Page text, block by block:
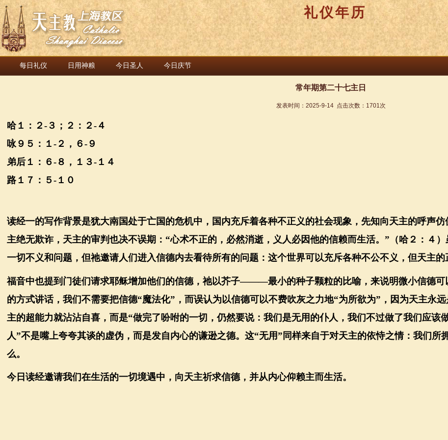
礼仪年历
每日礼仪 日用神粮 今日圣人 今日庆节
常年期第二十七主日
发表时间： 2025-9-14点击次数： 1701次
哈１：２-３；２：２-４
咏９５：１-２，６-９
弟后１：６-８，１３- １４
路１７：５- １０
读经一的写作背景是犹大南国处于亡国的危机中，国内充斥着各种不正义的社会现象，先知向天主的呼声
主绝无欺诈，天主的审判也决不误期： “心术不正的，必然消逝，义人必因他的信赖而生活。”（哈２：４
一切不义和问题，但祂邀请人们进入信德内去看待所有的问题：这个世界可以充斥各种不公不义，但天主的
福音中也提到门徒们请求耶稣增加他们的信德，祂以芥子———最小的种子颗粒的比喻，来说明微小信德可
的方式讲话，我们不需要把信德“魔法化”，而误认为以信德可以不费吹灰之力地“为所欲为”，因为天主永
主的超能力就沾沾自喜，而是“做完了吩咐的一切，仍然要说：我们是无用的仆人，我们不过做了我们应该
人”不是嘴上夸夸其谈的虚伪，而是发自内心的谦逊之德。这“无用”同样来自于对天主的依恃之情：我们
么。
今日读经邀请我们在生活的一切境遇中，向天主祈求信德，并从内心仰赖主而生活。